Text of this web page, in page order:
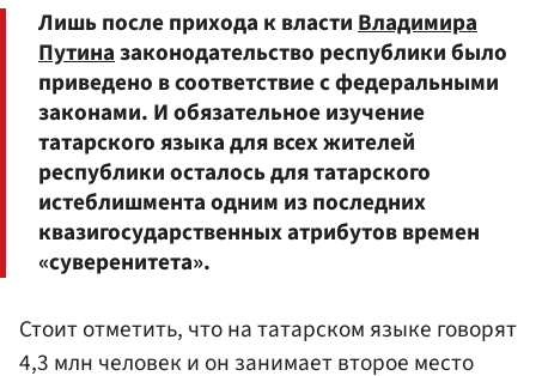
Лишь после прихода к властиВладимира
Путиназаконодательство республики было
приведено в соответствие с федеральными
законами. И обязательное изучение
татарского языка для всех жителей
республики осталось для татарского
истеблишмента одним из последних
квазигосударственных атрибутов времен
«суверенитета».
Стоит отметить, что на татарском языке говорят
4,3 млн человек и он занимает второе место